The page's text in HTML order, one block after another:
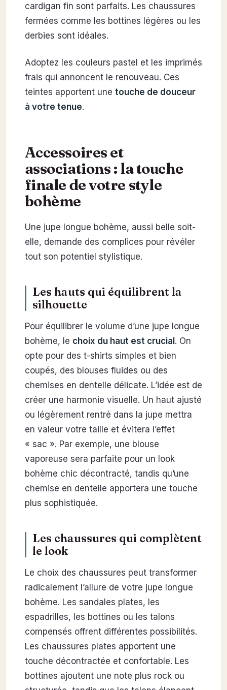
cardigan fin sont parfaits. Les chaussures
fermées comme les bottines légères ou les
derbies sont idéales.
Adoptez les couleurs pastel et les imprimés
frais qui annoncent le renouveau. Ces
teintes apportent une touche de douceur
à votre tenue.
Accessoires et
associations : la touche
finale de votre style
bohème
Une jupe longue bohème, aussi belle soit-
elle, demande des complices pour révéler
tout son potentiel stylistique.
Les hauts qui équilibrent la
silhouette
Pour équilibrer le volume d’une jupe longue
bohème, le choix du haut est crucial. On
opte pour des t-shirts simples et bien
coupés, des blouses fluides ou des
chemises en dentelle délicate. L’idée est de
créer une harmonie visuelle. Un haut ajusté
ou légèrement rentré dans la jupe mettra
en valeur votre taille et évitera l’effet
« sac ». Par exemple, une blouse
vaporeuse sera parfaite pour un look
bohème chic décontracté, tandis qu’une
chemise en dentelle apportera une touche
plus sophistiquée.
Les chaussures qui complètent
le look
Le choix des chaussures peut transformer
radicalement l’allure de votre jupe longue
bohème. Les sandales plates, les
espadrilles, les bottines ou les talons
compensés offrent différentes possibilités.
Les chaussures plates apportent une
touche décontractée et confortable. Les
bottines ajoutent une note plus rock ou